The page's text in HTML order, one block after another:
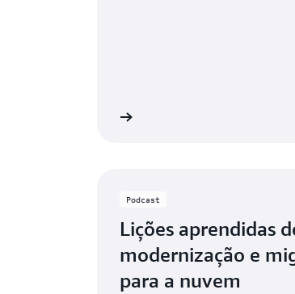
Podcast
Lições aprendidas
modernização e
para a nuvem